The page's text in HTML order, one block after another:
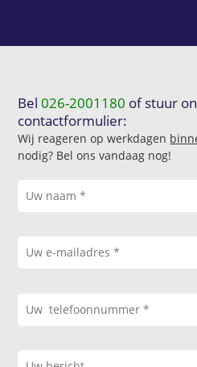
Bel026-2001180 of stuur
contactformulier:
Wij reageren op werkdagen
nodig? Bel ons vandaag nog!